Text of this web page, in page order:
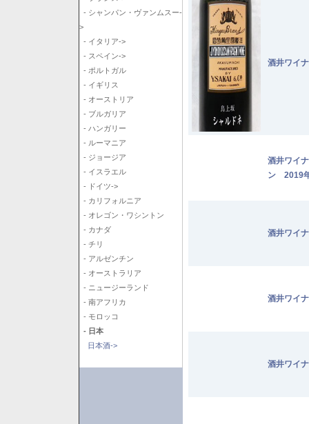
- シャンパン・ヴァンムスー-
>
- イタリア->
- スペイン->
- ポルトガル
- イギリス
- オーストリア
- ブルガリア
- ハンガリー
- ルーマニア
- ジョージア
- イスラエル
- ドイツ->
- カリフォルニア
- オレゴン・ワシントン
- カナダ
- チリ
- アルゼンチン
- オーストラリア
- ニュージーランド
- 南アフリカ
- モロッコ
- 日本
日本酒->
酒井ワイ
酒井ワイ
ン 2019
酒井ワイ
酒井ワイ
酒井ワイ